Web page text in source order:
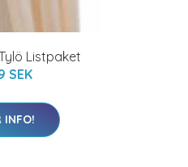
Listpaket
SEK
INFO!